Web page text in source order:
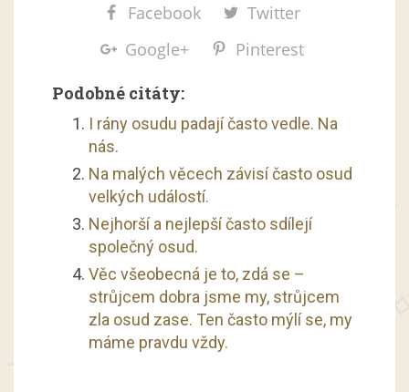
Facebook
Twitter
Google+
Pinterest
Podobné citáty:
I rány osudu padají často vedle. Na
nás.
Na malých věcech závisí často osud
velkých událostí.
Nejhorší a nejlepší často sdílejí
společný osud.
Věc všeobecná je to, zdá se –
strůjcem dobra jsme my, strůjcem
zla osud zase. Ten často mýlí se, my
máme pravdu vždy.